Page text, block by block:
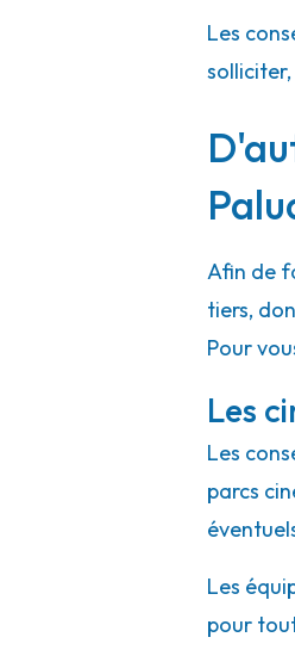
Consulter l'agence
Les
Afin de
tiers,
Pour
Les
Les
parcs
Les
pour